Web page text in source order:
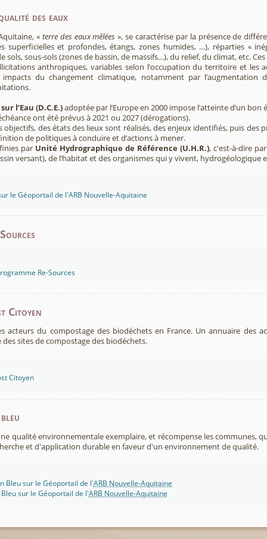
des eaux
« terre des eaux mêlées », se caractérise par la présence de
superficielles et profondes, étangs, zones humides, …), réparties «
sols, sous-sols (zones de bassin, de massifs…), du relief, du climat, etc.
anthropiques, variables selon l’occupation du territoire et les
impacts du changement climatique, notamment par l’augmentation
l’Eau (D.C.E.)adoptée par l’Europe en 2000 impose l’atteinte d’un
ont été prévus à 2021 ou 2027 (dérogations).
objectifs, des états des lieux sont réalisés, des enjeux identifiés, puis des
de politiques à conduire et d’actions à mener.
par Unité Hydrographique de Référence (U.H.R.), c'est-à-dire
versant), de l’habitat et des organismes qui y vivent, hydrogéologique
le Géoportail de l'ARB Nouvelle-Aquitaine
Re-Sources
Citoyen
acteurs du compostage des biodéchets en France. Un annuaire des
sites de compostage des biodéchets.
Citoyen
qualité environnementale exemplaire, et récompense les communes,
et d'application durable en faveur d'un environnement de qualité.
Bleu sur le Géoportail de l'ARB Nouvelle-Aquitaine
sur le Géoportail de l'ARB Nouvelle-Aquitaine